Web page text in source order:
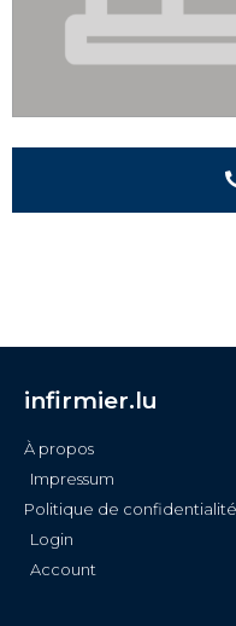
infirmier.lu
À propos
Impressum
Politique de confidentialité
Login
Account